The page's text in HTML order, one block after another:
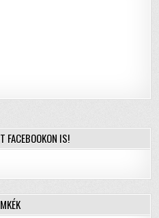
FACEBOOKON IS!